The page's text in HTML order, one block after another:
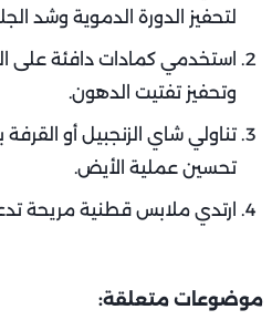
لتحفيز الدورة الدموية وشد
استخدمي كمادات دافئة على
وتحفيز تفتيت الدهون.
تناولي شاي الزنجبيل أو
تحسين عملية الأيض.
ارتدي ملابس قطنية مريحة
موضوعات متعلقة: